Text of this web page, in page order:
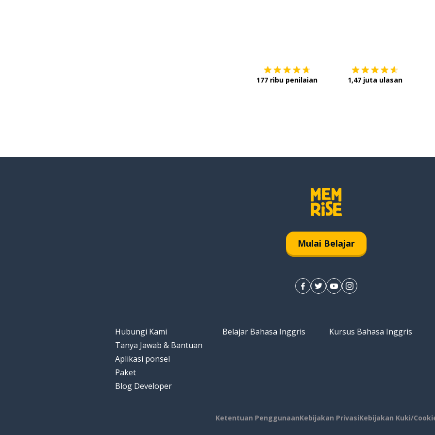
177 ribu penilaian 1,47 juta ulasan
Mulai Belajar
Hubungi Kami
Tanya Jawab & Bantuan
Aplikasi ponsel
Paket
Blog Developer
Belajar Bahasa Inggris Kursus Bahasa Inggris
Ketentuan PenggunaanKebijakan PrivasiKebijakan Kuki/